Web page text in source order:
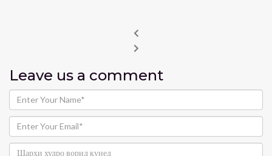
Leave us a comment